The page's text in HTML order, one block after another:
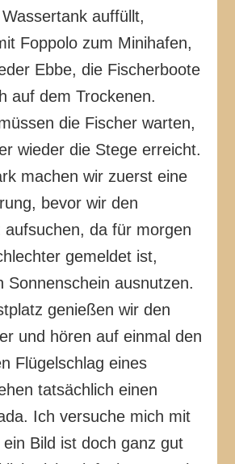
auffüllt,
Foppolo zum Minihafen,
Ebbe, die Fischerboote
auf dem Trockenen.
die Fischer warten,
wieder die Stege erreicht.
machen wir zuerst eine
bevor wir den
aufsuchen, da für morgen
gemeldet ist,
Sonnenschein ausnutzen.
genießen wir den
und hören auf einmal den
Flügelschlag eines
tatsächlich einen
Ich versuche mich mit
Bild ist doch ganz gut